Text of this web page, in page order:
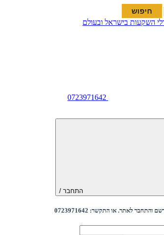
0723971642
התחבר /
לאתר. או התקשר: 0723971642